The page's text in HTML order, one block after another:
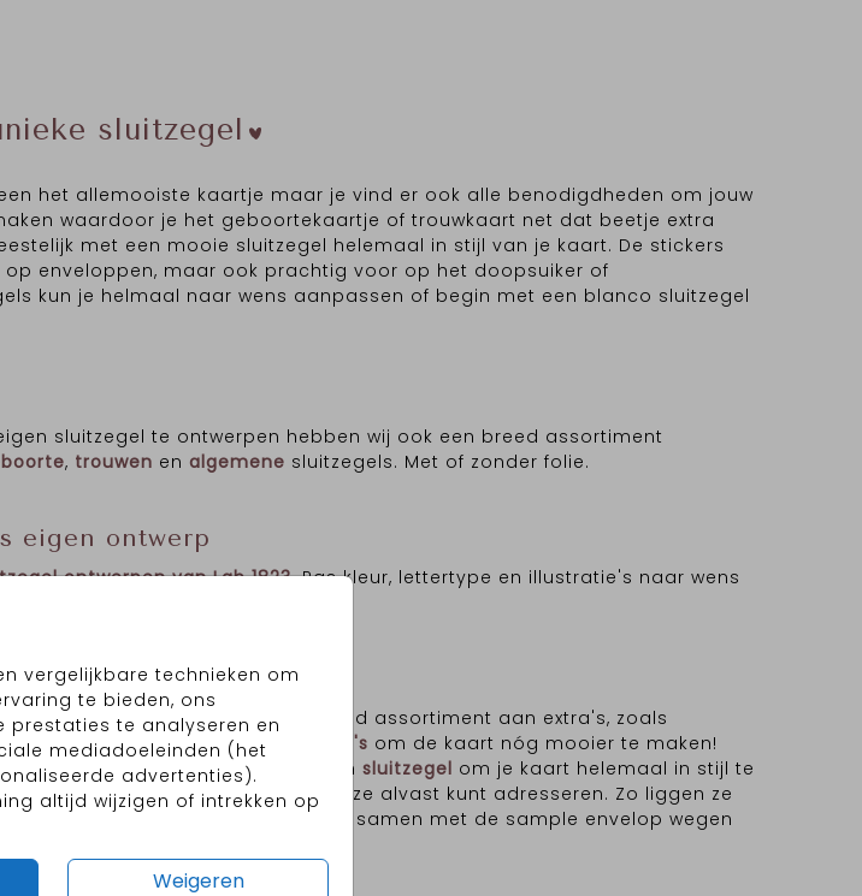
vergelijkbare technieken om
te bieden, ons
prestaties te analyseren en
mediadoeleinden (het
advertenties).
altijd wijzigen of intrekken op
Weigeren
sluitzegel
het allemooiste kaartje maar je vind er ook alle benodigdheden om jouw
waardoor je het geboortekaartje of trouwkaart net dat beetje extra
met een mooie sluitzegel helemaal in stijl van je kaart. De stickers
op enveloppen, maar ook prachtig voor op het doopsuiker of
kun je helmaal naar wens aanpassen of begin met een blanco sluitzegel
sluitzegel te ontwerpen hebben wij ook een breed assortiment
, trouwen enalgemene sluitzegels. Met of zonder folie.
eigen ontwerp
ontwerpen van Lab 1823. Pas kleur, lettertype en illustratie's naar wens
Ik ben er dol op! Kies uit een breed assortiment aan extra's, zoals
,lintje of één van de andere extra's om de kaart nóg mooier te maken!
een mooie bijpassende
ensluitzegel om je kaart helemaal in stijl te
al in het voren bestellen zodat je ze alvast kunt adresseren. Zo liggen ze
zich meldt. Tip: Laat de proefdruk samen met de sample envelop wegen
frankeert.